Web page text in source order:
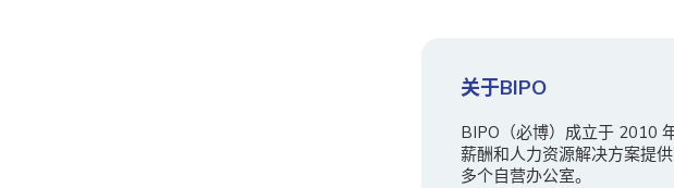
关于BIPO
BIPO（必博）成立于 2010
薪酬和人力资源解决方案提
多个自营办公室。